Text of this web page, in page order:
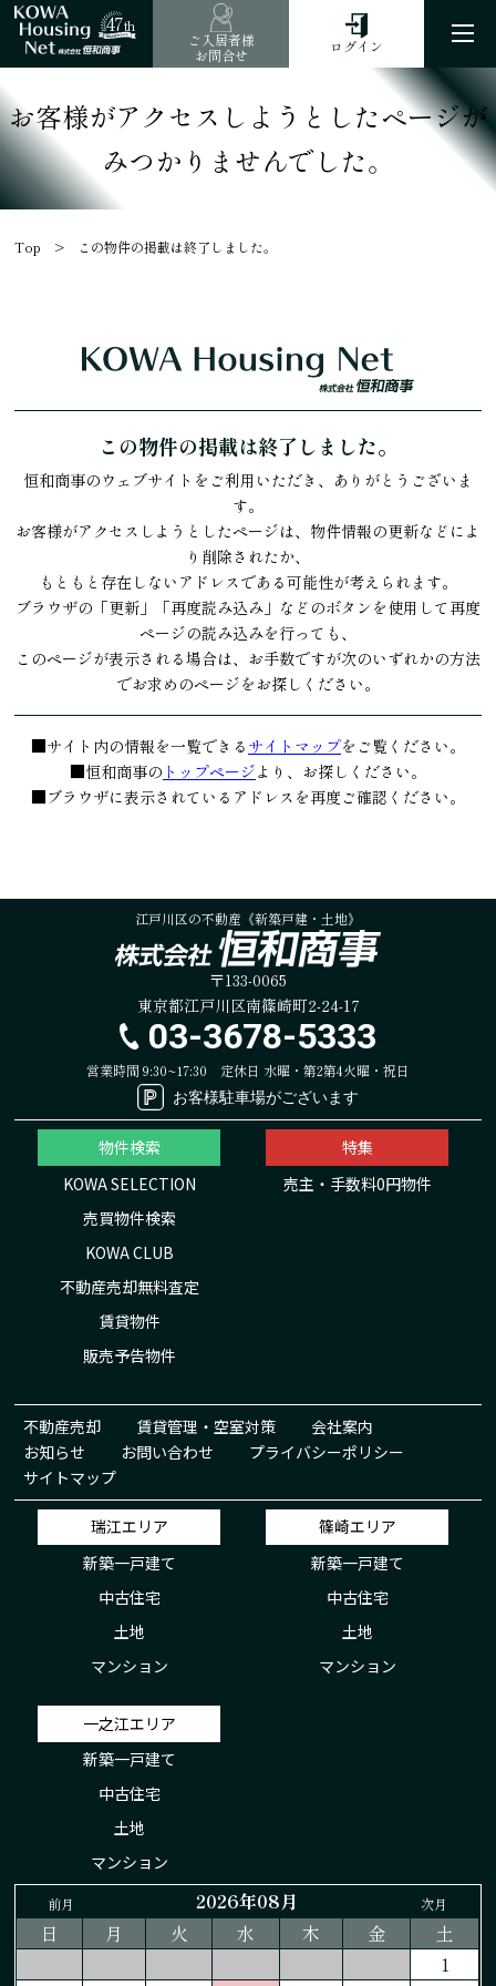
47th
ご入居者様
お問合せ
ログイン
お客様がアクセスしようとしたページが
みつかりませんでした。
Top この物件の掲載は終了しました。
この物件の掲載は終了しました。
恒和商事のウェブサイトをご利用いただき、ありがとうございま
す。
お客様がアクセスしようとしたページは、物件情報の更新などによ
り削除されたか、
もともと存在しないアドレスである可能性が考えられます。
ブラウザの「更新」「再度読み込み」などのボタンを使用して再度
ページの読み込みを行っても、
このページが表示される場合は、お手数ですが次のいずれかの方法
でお求めのページをお探しください。
■サイト内の情報を一覧できる サイトマップをご覧ください。
■恒和商事の トップページより、お探しください。
■ブラウザに表示されているアドレスを再度ご確認ください。
江戸川区の不動産《新築戸建・土地》
〒133-0065
東京都江戸川区南篠崎町2-24-17
03-3678-5333
営業時間 9:30~17:30 定休日 水曜・第2第4火曜・祝日
お客様駐車場がございます
物件検索
KOWA SELECTION
売買物件検索
KOWA CLUB
不動産売却無料査定
賃貸物件
販売予告物件
特集
売主・手数料0円物件
不動産売却 賃貸管理・空室対策
会社案内
お知らせ
お問い合わせ
プライバシーポリシー
サイトマップ
瑞江エリア
新築一戸建て
中古住宅
土地
マンション
篠崎エリア
新築一戸建て
中古住宅
土地
マンション
一之江エリア
新築一戸建て
中古住宅
土地
マンション
前月 2026年08月 次月
日 月 火 水 木 金
土
1